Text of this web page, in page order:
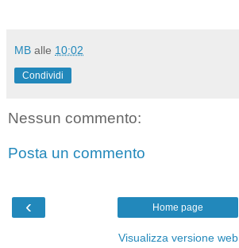
MB alle 10:02
Condividi
Nessun commento:
Posta un commento
‹ Home page
Visualizza versione web